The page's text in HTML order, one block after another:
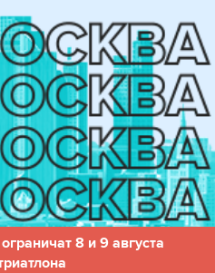
8 и 9 августа